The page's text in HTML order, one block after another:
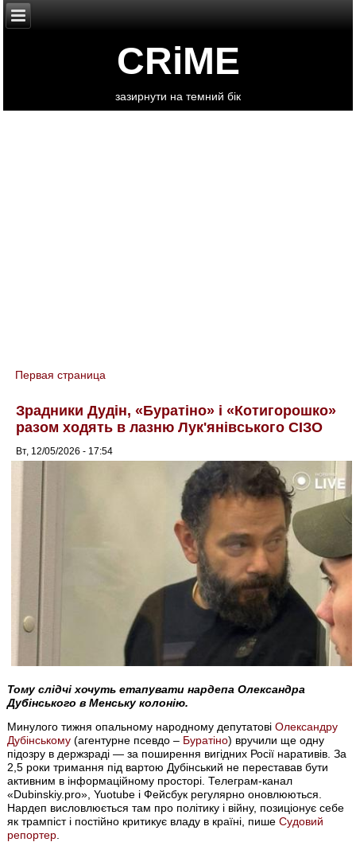
CRiME
зазирнути на темний бік
You are here
Первая страница
Зрадники Дудін, «Буратіно» і «Котигорошко»
разом ходять в лазню Лук'янівського СІЗО
Вт, 12/05/2026 - 17:54
Тому слідчі хочуть етапувати нардепа Олександра
Дубінського в Менську колонію.
Минулого тижня опальному народному депутатовіОлександру
Дубінському (агентурне псевдо – Буратіно) вручили ще одну
підозру в держзраді — за поширення вигідних Росії наративів. За
2,5 роки тримання під вартою Дубінський не переставав бути
активним в інформаційному просторі. Телеграм-канал
«Dubinskiy.pro», Yuotube і Фейсбук регулярно оновлюються.
Нардеп висловлюється там про політику і війну, позиціонує себе
як трампіст і постійно критикує владу в країні, пишеСудовий
репортер